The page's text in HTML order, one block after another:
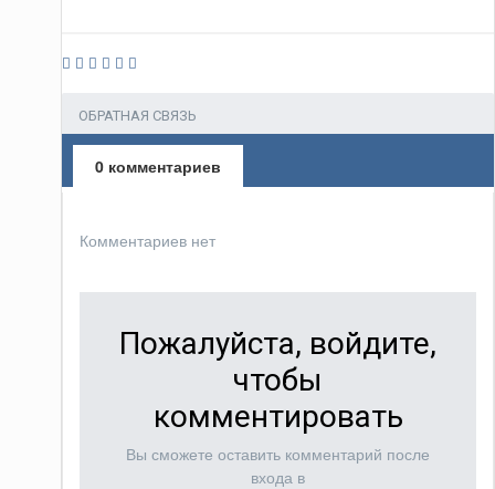
ОБРАТНАЯ СВЯЗЬ
0 комментариев
Комментариев нет
Пожалуйста, войдите,
чтобы
комментировать
Вы сможете оставить комментарий после
входа в